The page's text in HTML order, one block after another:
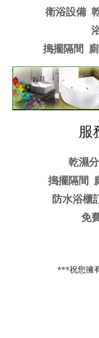
衛浴設備
搗擺隔間
服
乾濕
搗擺隔間
防水浴櫃
免
***祝您擁